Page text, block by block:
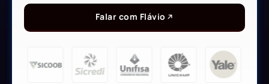
Falar com Flávio